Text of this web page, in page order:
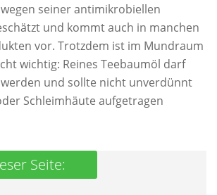
seiner antimikrobiellen
und kommt auch in manchen
vor. Trotzdem ist im Mundraum
wichtig: Reines Teebaumöl darf
und sollte nicht unverdünnt
Schleimhäute aufgetragen